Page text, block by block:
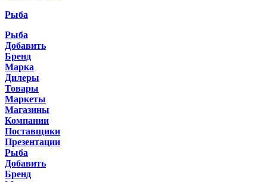
Рыба
Рыба
Добавить
Бренд
Марка
Дилеры
Товары
Маркеты
Магазины
Компании
Поставщики
Презентации
Рыба
Добавить
Бренд